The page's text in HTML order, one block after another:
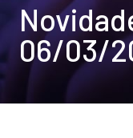
06/03/